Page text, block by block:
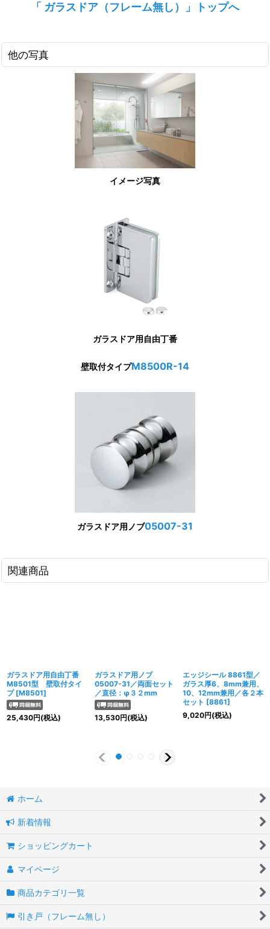
「 ガラスドア（フレーム無し）」トップへ
他の写真
イメージ写真
ガラスドア用自由丁番
壁取付タイプM8500R-14
ガラスドア用ノブ05007-31
関連商品
ガラスドア用自由丁番
M8501型 壁取付タイ
プ [M8501]
25,430円(税込)
ガラスドア用ノブ
05007-31／両面セット
／直径：φ３２mm
13,530円(税込)
エッジシール 8861型／
ガラス厚6、8mm兼用、
10、12mm兼用／各２本
セット [8861]
9,020円(税込)
ホーム
新着情報
ショッピングカート
マイページ
商品カテゴリ一覧
引き戸（フレーム無し）